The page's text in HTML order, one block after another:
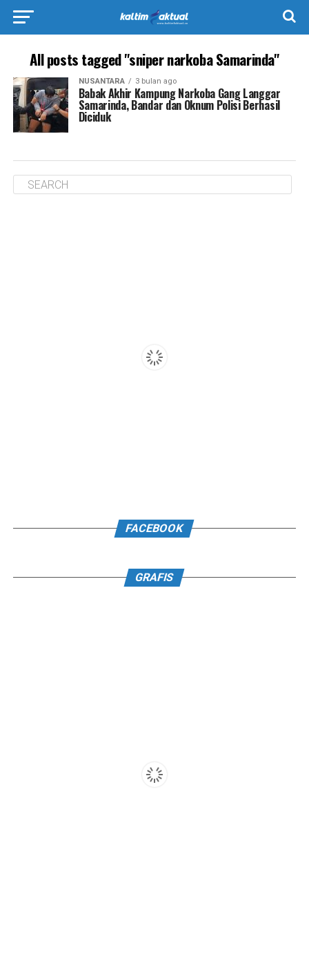
All posts tagged "sniper narkoba Samarinda"
NUSANTARA 3 bulan ago
Babak Akhir Kampung Narkoba Gang Langgar
Samarinda, Bandar dan Oknum Polisi Berhasil
Diciduk
FACEBOOK
GRAFIS